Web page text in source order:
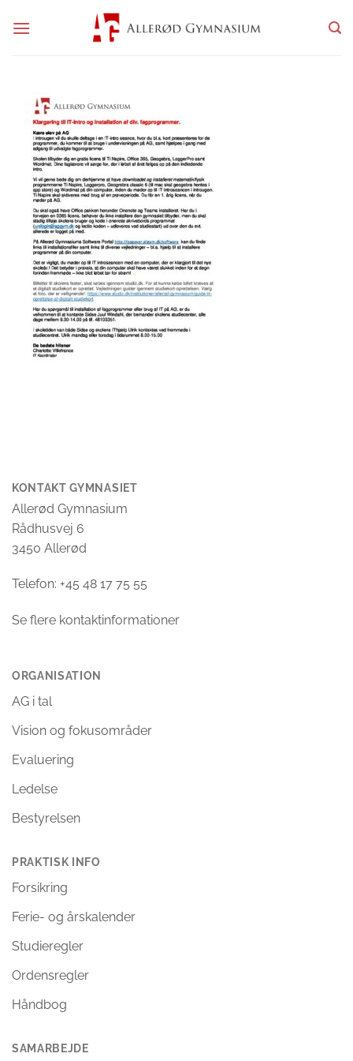
KONTAKT GYMNASIET
Allerød Gymnasium
Rådhusvej 6
3450 Allerød
Telefon: +45 48 17 75 55
Se flere kontaktinformationer
ORGANISATION
AG i tal
Vision og fokusområder
Evaluering
Ledelse
Bestyrelsen
PRAKTISK INFO
Forsikring
Ferie- og årskalender
Studieregler
Ordensregler
Håndbog
SAMARBEJDE